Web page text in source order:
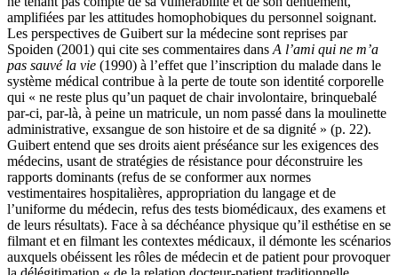
amplifiées par les attitudes homophobiques du personnel soignant.
Les perspectives de Guibert sur la médecine sont reprises par
Spoiden (2001) qui cite ses commentaires dans A l’ami qui ne m’a
pas sauvé la vie (1990) à l’effet que l’inscription du malade dans le
système médical contribue à la perte de toute son identité corporelle
qui « ne reste plus qu’un paquet de chair involontaire, brinquebalé
par-ci, par-là, à peine un matricule, un nom passé dans la moulinette
administrative, exsangue de son histoire et de sa dignité » (p. 22).
Guibert entend que ses droits aient préséance sur les exigences des
médecins, usant de stratégies de résistance pour déconstruire les
rapports dominants (refus de se conformer aux normes
vestimentaires hospitalières, appropriation du langage et de
l’uniforme du médecin, refus des tests biomédicaux, des examens et
de leurs résultats). Face à sa déchéance physique qu’il esthétise en se
filmant et en filmant les contextes médicaux, il démonte les scénarios
auxquels obéissent les rôles de médecin et de patient pour provoquer